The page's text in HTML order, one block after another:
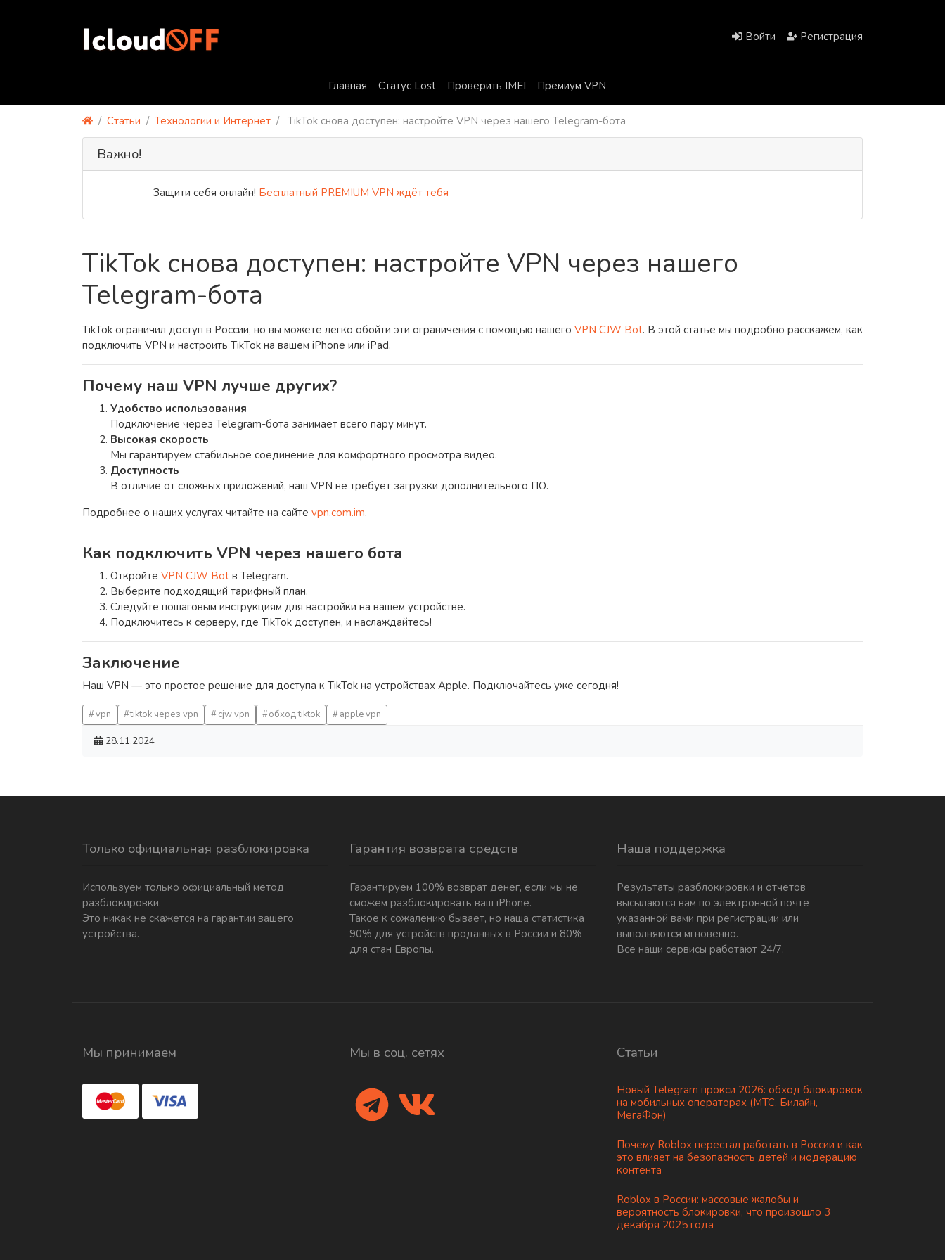
Войти Регистрация
Главная Статус Lost Проверить IMEI Премиум VPN
Статьи Технологии и Интернет TikTok снова доступен: настройте VPN через нашего Telegram-бота
Важно!
Защити себя онлайн!Бесплатный PREMIUM VPN ждёт тебя
TikTok снова доступен: настройте VPN через нашего
Telegram-бота
TikTok ограничил доступ в России, но вы можете легко обойти эти ограничения с помощью нашего VPN CJW Bot. В этой статье мы подробно расскажем, как
подключить VPN и настроить TikTok на вашем iPhone или iPad.
Почему наш VPN лучше других?
Удобство использования
Подключение через Telegram-бота занимает всего пару минут.
Высокая скорость
Мы гарантируем стабильное соединение для комфортного просмотра видео.
Доступность
В отличие от сложных приложений, наш VPN не требует загрузки дополнительного ПО.
Подробнее о наших услугах читайте на сайте vpn.com.im.
Как подключить VPN через нашего бота
Откройте VPN CJW Bot в Telegram.
Выберите подходящий тарифный план.
Следуйте пошаговым инструкциям для настройки на вашем устройстве.
Подключитесь к серверу, где TikTok доступен, и наслаждайтесь!
Заключение
Наш VPN — это простое решение для доступа к TikTok на устройствах Apple. Подключайтесь уже сегодня!
vpn tiktok через vpn cjw vpn обход tiktok apple vpn
28.11.2024
Только официальная разблокировка
Используем только официальный метод
разблокировки.
Это никак не скажется на гарантии вашего
устройства.
Гарантия возврата средств
Гарантируем 100% возврат денег, если мы не
сможем разблокировать ваш iPhone.
Такое к сожалению бывает, но наша статистика
90% для устройств проданных в России и 80%
для стан Европы.
Наша поддержка
Результаты разблокировки и отчетов
высылаются вам по электронной почте
указанной вами при регистрации или
выполняются мгновенно.
Все наши сервисы работают 24/7.
Мы принимаем Мы в соц. сетях Статьи
Новый Telegram прокси 2026: обход блокировок
на мобильных операторах (МТС, Билайн,
МегаФон)
Почему Roblox перестал работать в России и как
это влияет на безопасность детей и модерацию
контента
Roblox в России: массовые жалобы и
вероятность блокировки, что произошло 3
декабря 2025 года